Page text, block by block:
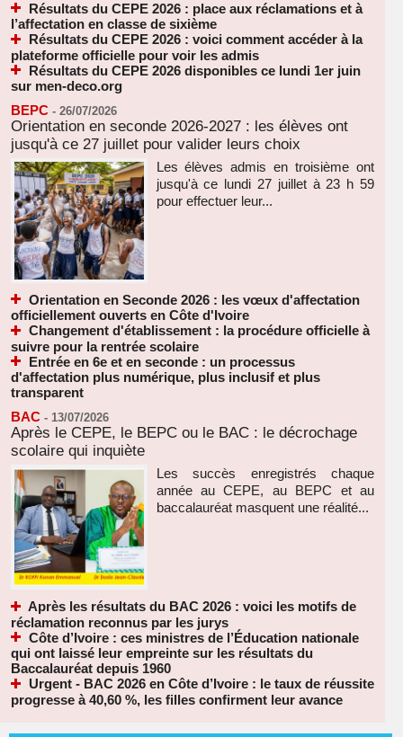
Résultats du CEPE 2026 : place aux réclamations et à
l’affectation en classe de sixième
Résultats du CEPE 2026 : voici comment accéder à la
plateforme officielle pour voir les admis
Résultats du CEPE 2026 disponibles ce lundi 1er juin
sur men-deco.org
BEPC - 26/07/2026
Orientation en seconde 2026-2027 : les élèves ont
jusqu'à ce 27 juillet pour valider leurs choix
Les élèves admis en troisième ont
jusqu'à ce lundi 27 juillet à 23 h 59
pour effectuer leur...
Orientation en Seconde 2026 : les vœux d'affectation
officiellement ouverts en Côte d'Ivoire
Changement d'établissement : la procédure officielle à
suivre pour la rentrée scolaire
Entrée en 6e et en seconde : un processus
d'affectation plus numérique, plus inclusif et plus
transparent
BAC - 13/07/2026
Après le CEPE, le BEPC ou le BAC : le décrochage
scolaire qui inquiète
Les succès enregistrés chaque
année au CEPE, au BEPC et au
baccalauréat masquent une réalité...
Après les résultats du BAC 2026 : voici les motifs de
réclamation reconnus par les jurys
Côte d’Ivoire : ces ministres de l’Éducation nationale
qui ont laissé leur empreinte sur les résultats du
Baccalauréat depuis 1960
Urgent - BAC 2026 en Côte d’Ivoire : le taux de réussite
progresse à 40,60 %, les filles confirment leur avance